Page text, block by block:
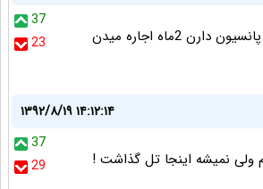
37
23
بعضی از هتل ها پانسیون دارن 2ماه اجاره میدن
۱۳۹۲/۸/۱۹ ۱۴:۱۲:۱۴
37
29
ولی نمیشه اینجا تل گذاشت !